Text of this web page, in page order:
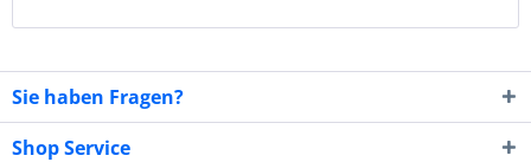
Sie haben Fragen?
Shop Service